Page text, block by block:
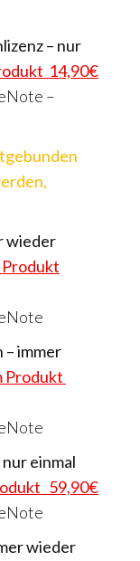
– nur
14,90€
–
wieder
immer
Produkt
einmal
59,90€
wieder